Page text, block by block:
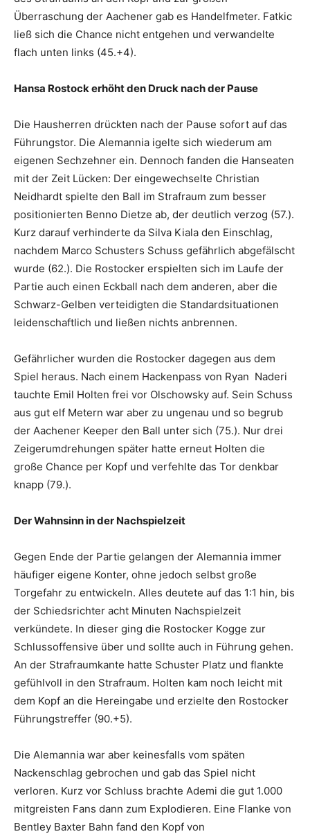
Überraschung der Aachener gab es Handelfmeter. Fatkic
ließ sich die Chance nicht entgehen und verwandelte
flach unten links (45.+4).
Hansa Rostock erhöht den Druck nach der Pause
Die Hausherren drückten nach der Pause sofort auf das
Führungstor. Die Alemannia igelte sich wiederum am
eigenen Sechzehner ein. Dennoch fanden die Hanseaten
mit der Zeit Lücken: Der eingewechselte Christian
Neidhardt spielte den Ball im Strafraum zum besser
positionierten Benno Dietze ab, der deutlich verzog (57.).
Kurz darauf verhinderte da Silva Kiala den Einschlag,
nachdem Marco Schusters Schuss gefährlich abgefälscht
wurde (62.). Die Rostocker erspielten sich im Laufe der
Partie auch einen Eckball nach dem anderen, aber die
Schwarz-Gelben verteidigten die Standardsituationen
leidenschaftlich und ließen nichts anbrennen.
Gefährlicher wurden die Rostocker dagegen aus dem
Spiel heraus. Nach einem Hackenpass von Ryan Naderi
tauchte Emil Holten frei vor Olschowsky auf. Sein Schuss
aus gut elf Metern war aber zu ungenau und so begrub
der Aachener Keeper den Ball unter sich (75.). Nur drei
Zeigerumdrehungen später hatte erneut Holten die
große Chance per Kopf und verfehlte das Tor denkbar
knapp (79.).
Der Wahnsinn in der Nachspielzeit
Gegen Ende der Partie gelangen der Alemannia immer
häufiger eigene Konter, ohne jedoch selbst große
Torgefahr zu entwickeln. Alles deutete auf das 1:1 hin, bis
der Schiedsrichter acht Minuten Nachspielzeit
verkündete. In dieser ging die Rostocker Kogge zur
Schlussoffensive über und sollte auch in Führung gehen.
An der Strafraumkante hatte Schuster Platz und flankte
gefühlvoll in den Strafraum. Holten kam noch leicht mit
dem Kopf an die Hereingabe und erzielte den Rostocker
Führungstreffer (90.+5).
Die Alemannia war aber keinesfalls vom späten
Nackenschlag gebrochen und gab das Spiel nicht
verloren. Kurz vor Schluss brachte Ademi die gut 1.000
mitgreisten Fans dann zum Explodieren. Eine Flanke von
Bentley Baxter Bahn fand den Kopf von